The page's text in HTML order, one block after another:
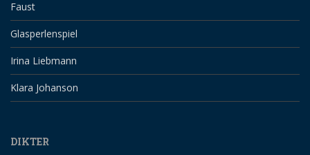
Faust
Glasperlenspiel
Irina Liebmann
Klara Johanson
DIKTER